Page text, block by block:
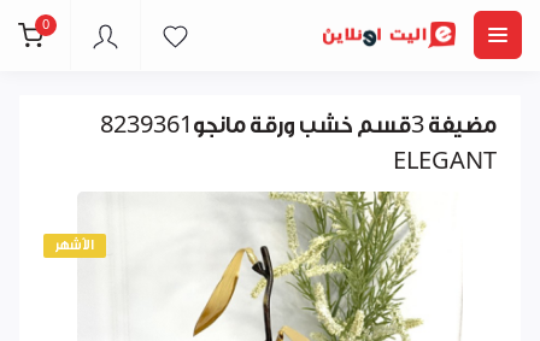
0
مضيفة 3قسم خشب ورقة مانجو8239361
ELEGANT
الأشهر